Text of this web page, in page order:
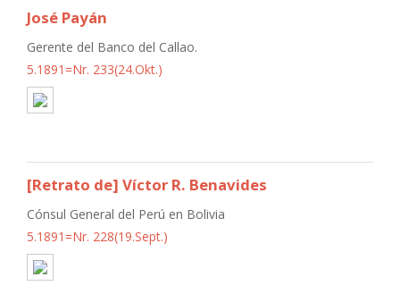
José Payán
Gerente del Banco del Callao.
5.1891=Nr. 233(24.Okt.)
[Retrato de] Víctor R. Benavides
Cónsul General del Perú en Bolivia
5.1891=Nr. 228(19.Sept.)